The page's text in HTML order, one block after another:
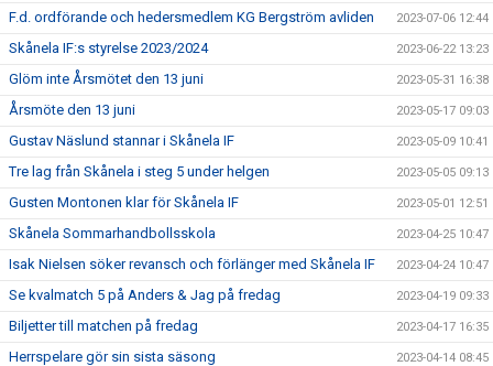
F.d. ordförande och hedersmedlem KG Bergström avliden 2023-07-06 12:44
Skånela IF:s styrelse 2023/2024 2023-06-22 13:23
Glöm inte Årsmötet den 13 juni 2023-05-31 16:38
Årsmöte den 13 juni 2023-05-17 09:03
Gustav Näslund stannar i Skånela IF 2023-05-09 10:41
Tre lag från Skånela i steg 5 under helgen 2023-05-05 09:13
Gusten Montonen klar för Skånela IF 2023-05-01 12:51
Skånela Sommarhandbollsskola 2023-04-25 10:47
Isak Nielsen söker revansch och förlänger med Skånela IF 2023-04-24 10:47
Se kvalmatch 5 på Anders & Jag på fredag 2023-04-19 09:33
Biljetter till matchen på fredag 2023-04-17 16:35
Herrspelare gör sin sista säsong 2023-04-14 08:45